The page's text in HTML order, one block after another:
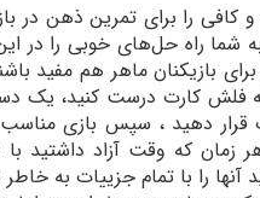
کافی را برای تمرین ذهن در
شما راه حل‌های خوبی را در این
بازیکنان ماهر هم مفید
فلش کارت درست کنید، یک
دهید ، سپس بازی
زمان که وقت آزاد داشتید با
آنها را با تمام جزییات به